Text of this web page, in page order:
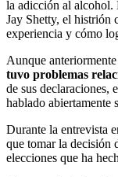
la adicción al alcohol.
Jay Shetty, el histrión
experiencia y cómo
Aunque
tuvo problemas
de sus declaraciones,
hablado abiertamente
Durante la entrevista
que tomar la decisión
elecciones que ha